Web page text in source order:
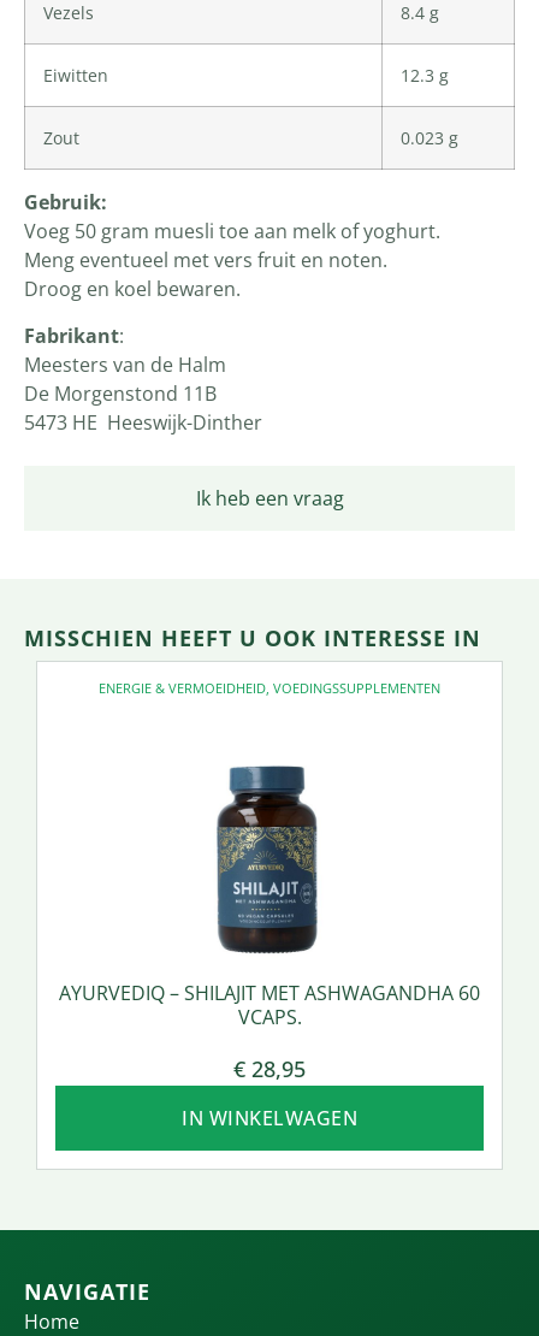
Ik heb een vraag
Vezels 8.4 g
Eiwitten 12.3 g
Zout 0.023 g
Gebruik:
Voeg 50 gram muesli toe aan melk of yoghurt.
Meng eventueel met vers fruit en noten.
Droog en koel bewaren.
Fabrikant:
Meesters van de Halm
De Morgenstond 11B
5473 HE Heeswijk-Dinther
MISSCHIEN HEEFT U OOK INTERESSE IN
ENERGIE & VERMOEIDHEID VOEDINGSSUPPLEMENTEN
AYURVEDIQ – SHILAJIT MET ASHWAGANDHA 60
VCAPS.
€ 28,95
IN WINKELWAGEN
NAVIGATIE
Home